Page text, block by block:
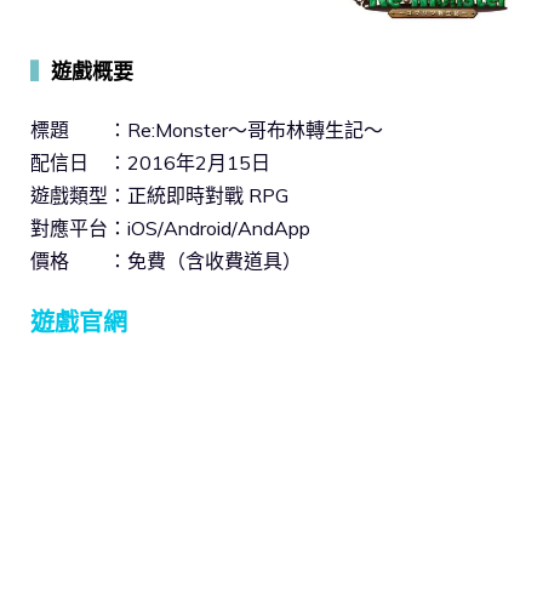
遊戲概要
標題 ：Re:Monster～哥布林轉生記～
配信日 ：2016年2月15日
遊戲類型：正統即時對戰 RPG
對應平台：iOS/Android/AndApp
價格 ：免費（含收費道具）
遊戲官網